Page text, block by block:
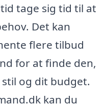
tage sig tid til at
Det kan
flere tilbud
for at finde den,
og dit budget.
kan du